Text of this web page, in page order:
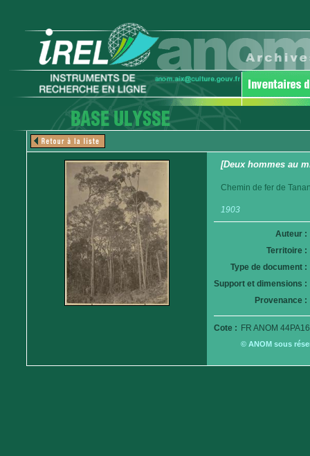
[Deux hommes au
Chemin de fer de
1903
Auteur :
Territoire :
Type de document :
Support et dimensions :
Provenance :
Cote : FR ANOM
© ANOM sous